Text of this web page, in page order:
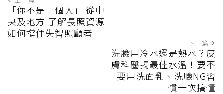
「你不是一個人」 從中
央及地方 了解長照資源
如何撐住失智照顧者
下一篇
洗臉用冷水還是熱水？皮
膚科醫揭最佳水溫！要不
要用洗面乳、洗臉NG習
慣一次搞懂